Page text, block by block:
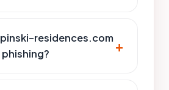
residences.com